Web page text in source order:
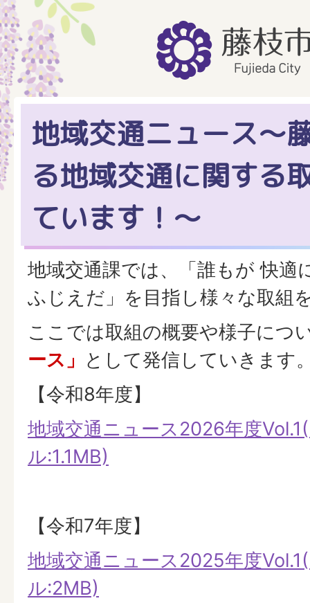
地域交通ニュース～
る地域交通に関する
ています！～
地域交通課では、「誰もが 快適
ふじえだ」を目指し様々な取組
ここでは取組の概要や様子につ
ース」 として発信していきます
【令和8年度】
地域交通ニュース2026年度
ル:1.1MB)
【令和7年度】
地域交通ニュース2025年度
ル:2MB)